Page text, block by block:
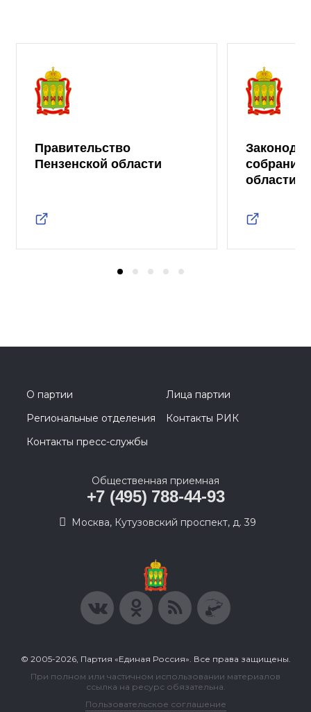
Правительство
Пензенской области
собрание
области
О партии
Лица партии
Региональные отделения
Контакты РИК
Контакты пресс-службы
Общественная приемная
+7 (495) 788-44-93
Москва, Кутузовский проспект, д. 39
© 2005-2026, Партия «Единая Россия». Все права защищены.
При полном или частичном использовании материалов
ссылка на ресурс обязательна.
Пользовательское соглашение